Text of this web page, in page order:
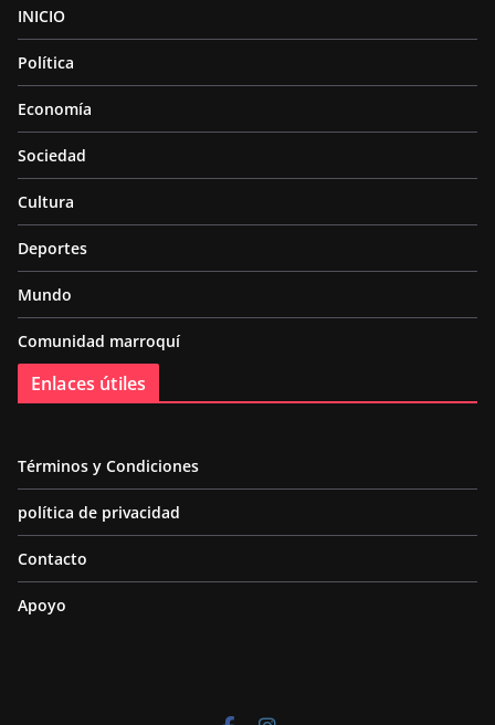
INICIO
Política
Economía
Sociedad
Cultura
Deportes
Mundo
Comunidad marroquí
Enlaces útiles
Términos y Condiciones
política de privacidad
Contacto
Apoyo